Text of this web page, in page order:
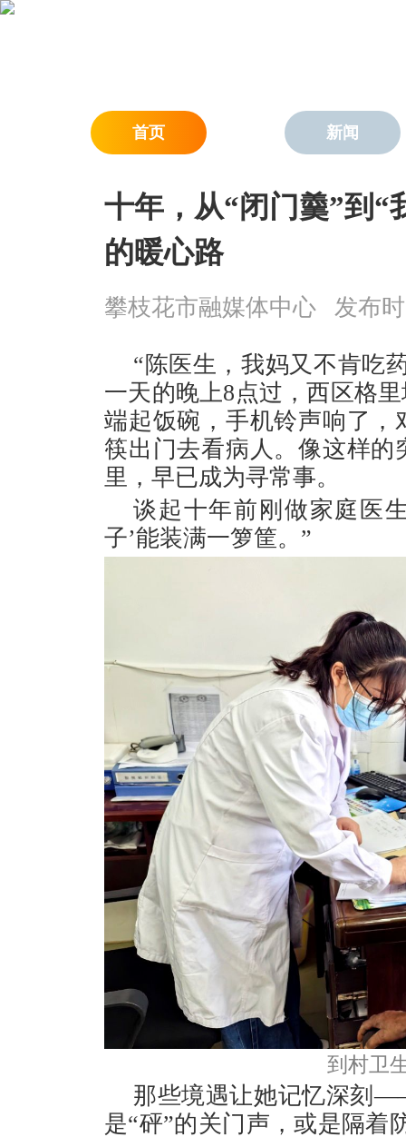
首页 新闻
十年，从“闭门羹”到“
的暖心路
攀枝花市融媒体中心 发布
“陈医生，我妈又不肯吃
一天的晚上8点过，西区格
端起饭碗，手机铃声响了
筷出门去看病人。像这样
里，早已成为寻常事。
谈起十年前刚做家庭医
子’能装满一箩筐。”
到村卫
那些境遇让她记忆深刻
是“砰”的关门声，或是隔着